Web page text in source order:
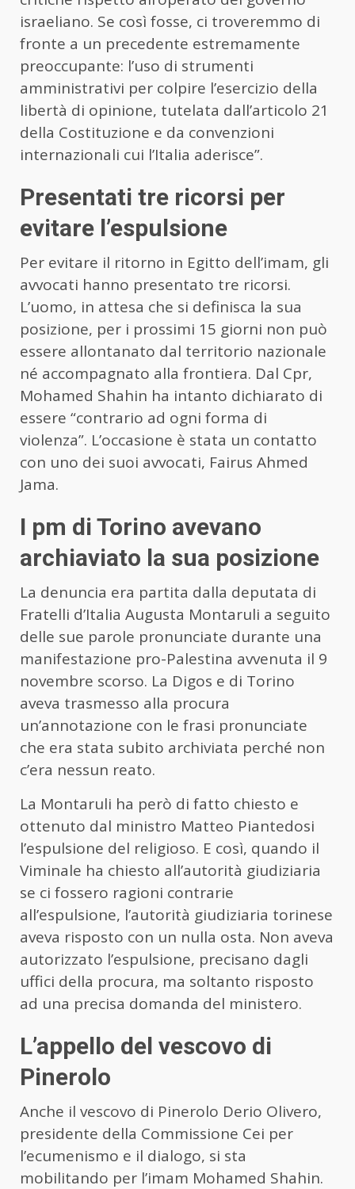
israeliano. Se così fosse, ci troveremmo di
fronte a un precedente estremamente
preoccupante: l’uso di strumenti
amministrativi per colpire l’esercizio della
libertà di opinione, tutelata dall’articolo 21
della Costituzione e da convenzioni
internazionali cui l’Italia aderisce”.
Presentati tre ricorsi per
evitare l’espulsione
Per evitare il ritorno in Egitto dell’imam, gli
avvocati hanno presentato tre ricorsi.
L’uomo, in attesa che si definisca la sua
posizione, per i prossimi 15 giorni non può
essere allontanato dal territorio nazionale
né accompagnato alla frontiera. Dal Cpr,
Mohamed Shahin ha intanto dichiarato di
essere “contrario ad ogni forma di
violenza”. L’occasione è stata un contatto
con uno dei suoi avvocati, Fairus Ahmed
Jama.
I pm di Torino avevano
archiaviato la sua posizione
La denuncia era partita dalla deputata di
Fratelli d’Italia Augusta Montaruli a seguito
delle sue parole pronunciate durante una
manifestazione pro-Palestina avvenuta il 9
novembre scorso. La Digos e di Torino
aveva trasmesso alla procura
un’annotazione con le frasi pronunciate
che era stata subito archiviata perché non
c’era nessun reato.
La Montaruli ha però di fatto chiesto e
ottenuto dal ministro Matteo Piantedosi
l’espulsione del religioso. E così, quando il
Viminale ha chiesto all’autorità giudiziaria
se ci fossero ragioni contrarie
all’espulsione, l’autorità giudiziaria torinese
aveva risposto con un nulla osta. Non aveva
autorizzato l’espulsione, precisano dagli
uffici della procura, ma soltanto risposto
ad una precisa domanda del ministero.
L’appello del vescovo di
Pinerolo
Anche il vescovo di Pinerolo Derio Olivero,
presidente della Commissione Cei per
l’ecumenismo e il dialogo, si sta
mobilitando per l’imam Mohamed Shahin.